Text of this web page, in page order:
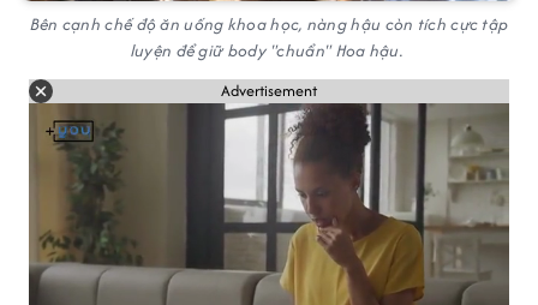
Bên cạnh chế độ ăn uống khoa học, nàng hậu còn tích cực tập
luyện để giữ body "chuẩn" Hoa hậu.
Advertisement